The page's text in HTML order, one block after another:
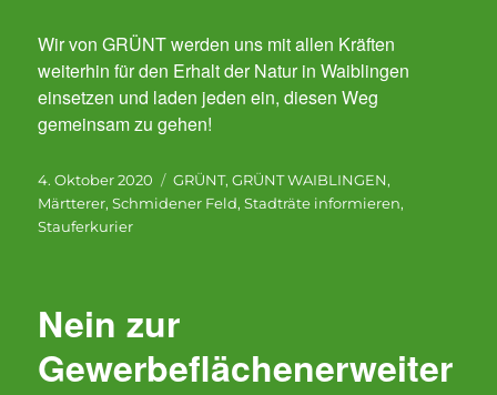
Wir von GRÜNT werden uns mit allen Kräften
weiterhin für den Erhalt der Natur in Waiblingen
einsetzen und laden jeden ein, diesen Weg
gemeinsam zu gehen!
Veröffentlicht
am
4. Oktober 2020 Kategorien
GRÜNT,GRÜNT WAIBLINGEN,
Märtterer,Schmidener Feld,Stadträte informieren,
Stauferkurier
Nein zur
Gewerbeflächenerweiter